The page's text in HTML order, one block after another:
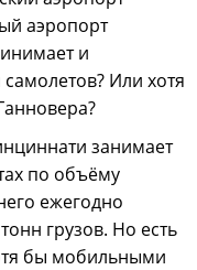
аэропорт
и
самолетов? Или хотя
занимает
по объёму
ежегодно
грузов. Но есть
бы мобильными